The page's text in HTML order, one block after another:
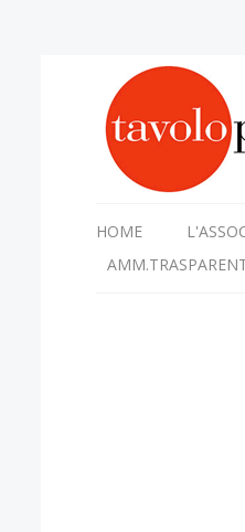
HOME